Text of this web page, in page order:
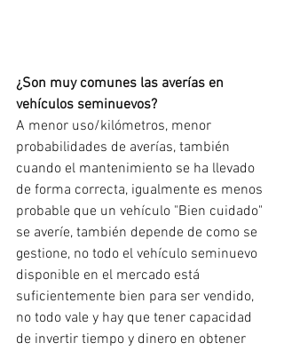
¿Son muy comunes las averías en
vehículos seminuevos?
A menor uso/kilómetros, menor
probabilidades de averías, también
cuando el mantenimiento se ha llevado
de forma correcta, igualmente es menos
probable que un vehículo "Bien cuidado"
se averíe, también depende de como se
gestione, no todo el vehículo seminuevo
disponible en el mercado está
suficientemente bien para ser vendido,
no todo vale y hay que tener capacidad
de invertir tiempo y dinero en obtener